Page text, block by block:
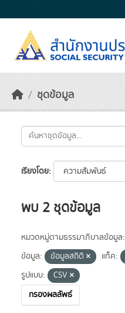
ชุดข้อมูล
เรียงโดย
พบ 2 ชุดข้อมูล
หมวดหมู่ตามธรรมาภิบาลข้อมูล:
ข้อมูล:
ข้อมูลสถิติ แท็ค:
รูปแบบ:
CSV
กรองผลลัพธ์